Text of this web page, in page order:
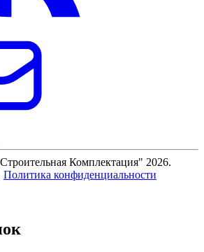
Комплектация" 2026.
Политика конфиденциальности